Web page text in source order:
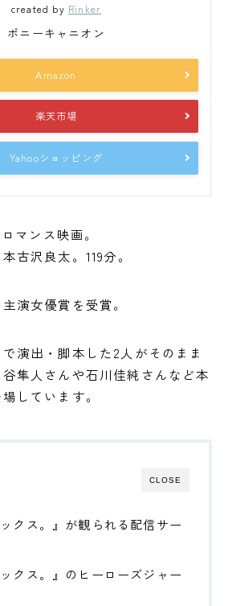
created by Rinker
ポニーキャニオン
Amazon
楽天市場
Yahooショッピング
マンス映画。
古沢良太。119分。
演女優賞を受賞。
で演出・脚本した2人がそのまま
隼人さんや石川佳純さんなど本
しています。
CLOSE
クス。』が観られる配信サー
クス。』のヒーローズジャー